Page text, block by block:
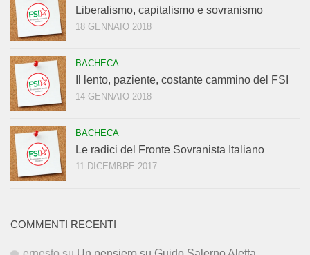
Liberalismo, capitalismo e sovranismo
18 GENNAIO 2018
BACHECA
Il lento, paziente, costante cammino del FSI
14 GENNAIO 2018
BACHECA
Le radici del Fronte Sovranista Italiano
11 DICEMBRE 2017
COMMENTI RECENTI